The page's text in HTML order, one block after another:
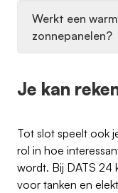
Werkt een
zonnepanelen?
Je kan
Tot slot speelt ook
rol in hoe
wordt. Bij DATS 24
voor tanken en